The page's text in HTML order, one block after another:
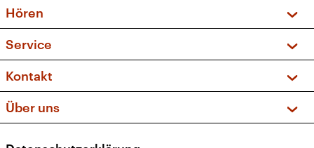
Sendungen und Podcasts
Musikliste
Kakadu – Das Kinderprogramm
Hören
Frequenzen (UKW + DAB+)
Service
FAQ
Apps
Newsletter
Kontakt
Social Media
Über uns